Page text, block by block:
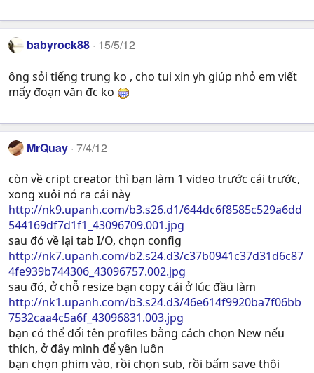
babyrock88 15/5/12
ông sỏi tiếng trung ko , cho tui xin yh giúp nhỏ em viết
mấy đoạn văn đc ko
MrQuay 7/4/12
còn về cript creator thì bạn làm 1 video trước cái trước,
xong xuôi nó ra cái này
http://nk9.upanh.com/b3.s26.d1/644dc6f8585c529a6dd
544169df7d1f1_43096709.001.jpg
sau đó về lại tab I/O, chọn config
http://nk7.upanh.com/b2.s24.d3/c37b0941c37d31d6c87
4fe939b744306_43096757.002.jpg
sau đó, ở chỗ resize bạn copy cái ở lúc đầu làm
http://nk1.upanh.com/b3.s24.d3/46e614f9920ba7f06bb
7532caa4c5a6f_43096831.003.jpg
bạn có thể đổi tên profiles bằng cách chọn New nếu
thích, ở đây mình để yên luôn
bạn chọn phim vào, rồi chọn sub, rồi bấm save thôi